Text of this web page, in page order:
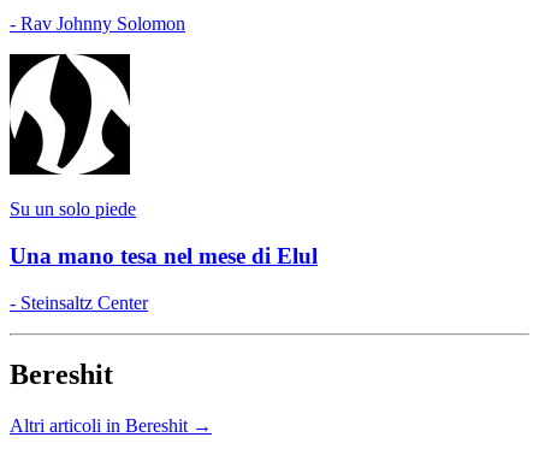
- Rav Johnny Solomon
Su un solo piede
Una mano tesa nel mese di Elul
- Steinsaltz Center
Bereshit
Altri articoli in Bereshit →